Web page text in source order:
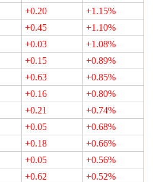
+0.20
+1.15%
+0.45
+1.10%
+0.03
+1.08%
+0.15
+0.89%
+0.63
+0.85%
+0.16
+0.80%
+0.21
+0.74%
+0.05
+0.68%
+0.18
+0.66%
+0.05
+0.56%
+0.62
+0.52%